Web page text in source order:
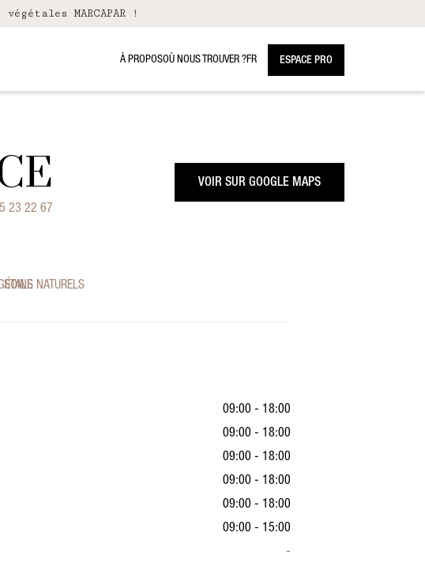
MARCAPAR !
À PROPOSOÙ NOUS TROUVER ?FR ESPACE PRO
23 22 67
VOIR SUR GOOGLE MAPS
SOINS NATURELS
09:00 - 18:00
09:00 - 18:00
09:00 - 18:00
09:00 - 18:00
09:00 - 18:00
09:00 - 15:00
-